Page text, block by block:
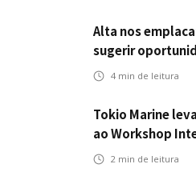
Alta nos
sugerir
automotivo
4 min de leitura
Tokio Marine
ao Workshop
2 min de leitura